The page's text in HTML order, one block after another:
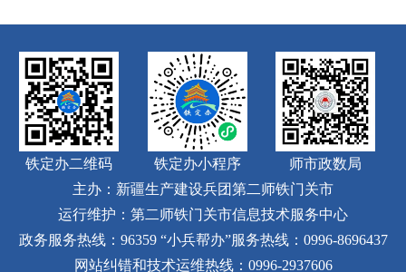
铁定办二维码 铁定办小程序
师市政数局
主办：新疆生产建设兵团第二师铁门关市
运行维护：第二师铁门关市信息技术服务中心
政务服务热线：96359 “小兵帮办”服务热线：0996-8696437
网站纠错和技术运维热线：0996-2937606